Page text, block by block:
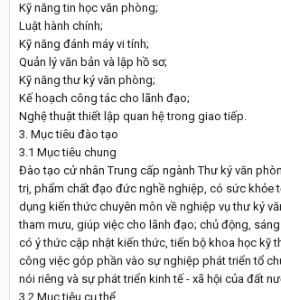
Kỹ năng tin học văn phòng;
Luật hành chính;
Kỹ năng đánh máy vi tính;
Quản lý văn bản và lập hồ sơ;
Kỹ năng thư ký văn phòng;
Kế hoạch công tác cho lãnh đạo;
Nghệ thuật thiết lập quan hệ trong giao tiếp.
3. Mục tiêu đào tạo
3.1 Mục tiêu chung
Đào tạo cử nhân Trung cấp ngành Thư ký văn
trị, phẩm chất đạo đức nghề nghiệp, có sức khỏe
dụng kiến thức chuyên môn về nghiệp vụ thư ký
tham mưu, giúp việc cho lãnh đạo; chủ động,
có ý thức cập nhật kiến thức, tiến bộ khoa học kỹ
công việc góp phần vào sự nghiệp phát triển tổ
nói riêng và sự phát triển kinh tế - xã hội của đất
3.2 Mục tiêu cụ thể